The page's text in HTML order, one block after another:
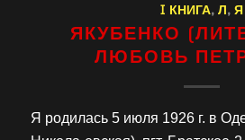
I КНИГА,Л,Я
ЯКУБЕНКО
ЛЮБОВЬ
Я родилась 5 июля 1926 г. в